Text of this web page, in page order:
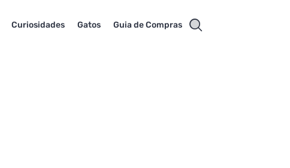
Curiosidades Gatos Guia de Compras